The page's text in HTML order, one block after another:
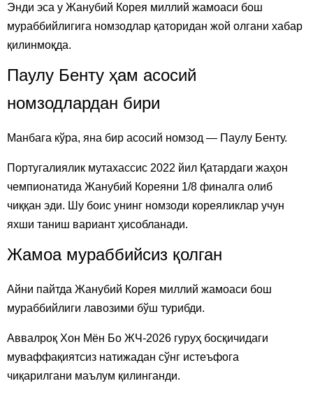
Энди эса у Жанубий Корея миллий жамоаси бош
мураббийлигига номзодлар қаторидан жой олгани хабар
қилинмоқда.
Паулу Бенту ҳам асосий
номзодлардан бири
Манбага кўра, яна бир асосий номзод — Паулу Бенту.
Португалиялик мутахассис 2022 йил Қатардаги жаҳон
чемпионатида Жанубий Кореяни 1/8 финалга олиб
чиққан эди. Шу боис унинг номзоди кореяликлар учун
яхши таниш вариант ҳисобланади.
Жамоа мураббийсиз қолган
Айни пайтда Жанубий Корея миллий жамоаси бош
мураббийлиги лавозими бўш турибди.
Аввалроқ Хон Мён Бо ЖЧ-2026 гуруҳ босқичидаги
муваффақиятсиз натижадан сўнг истеъфога
чиқарилгани маълум қилинганди.